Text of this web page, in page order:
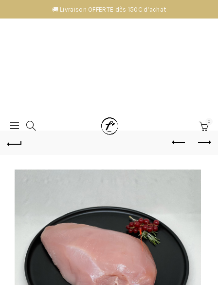
🚚 Livraison OFFERTE dès 150€ d’achat
0